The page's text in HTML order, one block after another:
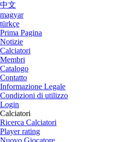
中文
magyar
türkçe
Prima Pagina
Notizie
Calciatori
Membri
Catalogo
Contatto
Informazione Legale
Condizioni di utilizzo
Login
Calciatori
Ricerca Calciatori
Player rating
Nuovo Giocatore